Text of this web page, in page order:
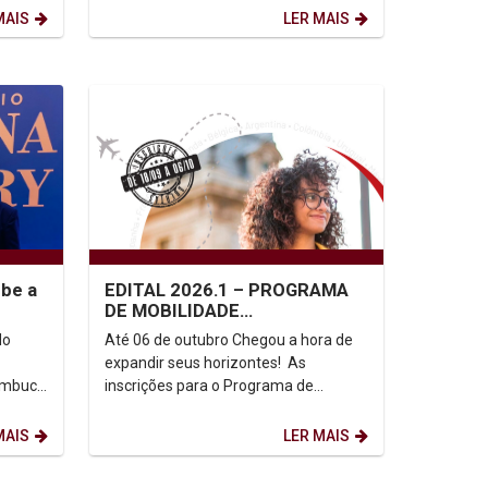
LER MAIS
a
EDITAL 2026.1 – PROGRAMA
DE MOBILIDADE
ACADÊMICA/INTERCÂMBIO
ESTUDANTIL - UNICAP
Até 06 de outubro Chegou a hora de
expandir seus horizontes! As
inscrições para o Programa de
LER MAIS